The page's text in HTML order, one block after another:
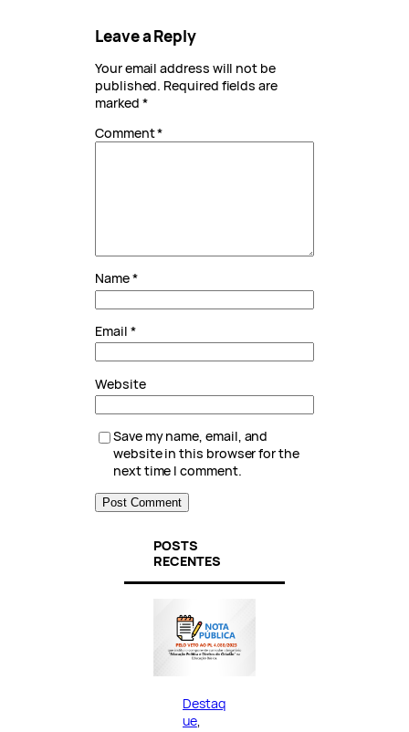
Leave a Reply
Your email address will not be
published. Required fields are
marked *
Comment*
Name*
Email *
Website
Save my name, email, and
website in this browser for the
next time I comment.
POSTS
RECENTES
Destaq
ue